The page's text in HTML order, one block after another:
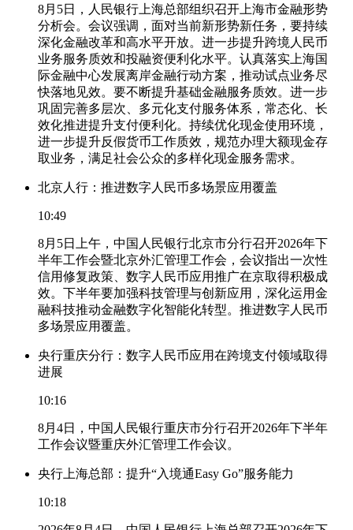
8月5日，人民银行上海总部组织召开上海市金融形势
分析会。会议强调，面对当前新形势新任务，要持续
深化金融改革和高水平开放。进一步提升跨境人民币
业务服务质效和投融资便利化水平。认真落实上海国
际金融中心发展离岸金融行动方案，推动试点业务尽
快落地见效。要不断提升基础金融服务质效。进一步
巩固完善多层次、多元化支付服务体系，常态化、长
效化推进提升支付便利化。持续优化现金使用环境，
进一步提升反假货币工作质效，规范办理大额现金存
取业务，满足社会公众的多样化现金服务需求。
北京人行：推进数字人民币多场景应用覆盖
10:49
8月5日上午，中国人民银行北京市分行召开2026年下
半年工作会暨北京外汇管理工作会，会议指出一次性
信用修复政策、数字人民币应用推广在京取得积极成
效。下半年要加强科技管理与创新应用，深化运用金
融科技推动金融数字化智能化转型。推进数字人民币
多场景应用覆盖。
央行重庆分行：数字人民币应用在跨境支付领域取得
进展
10:16
8月4日，中国人民银行重庆市分行召开2026年下半年
工作会议暨重庆外汇管理工作会议。
央行上海总部：提升“入境通Easy Go”服务能力
10:18